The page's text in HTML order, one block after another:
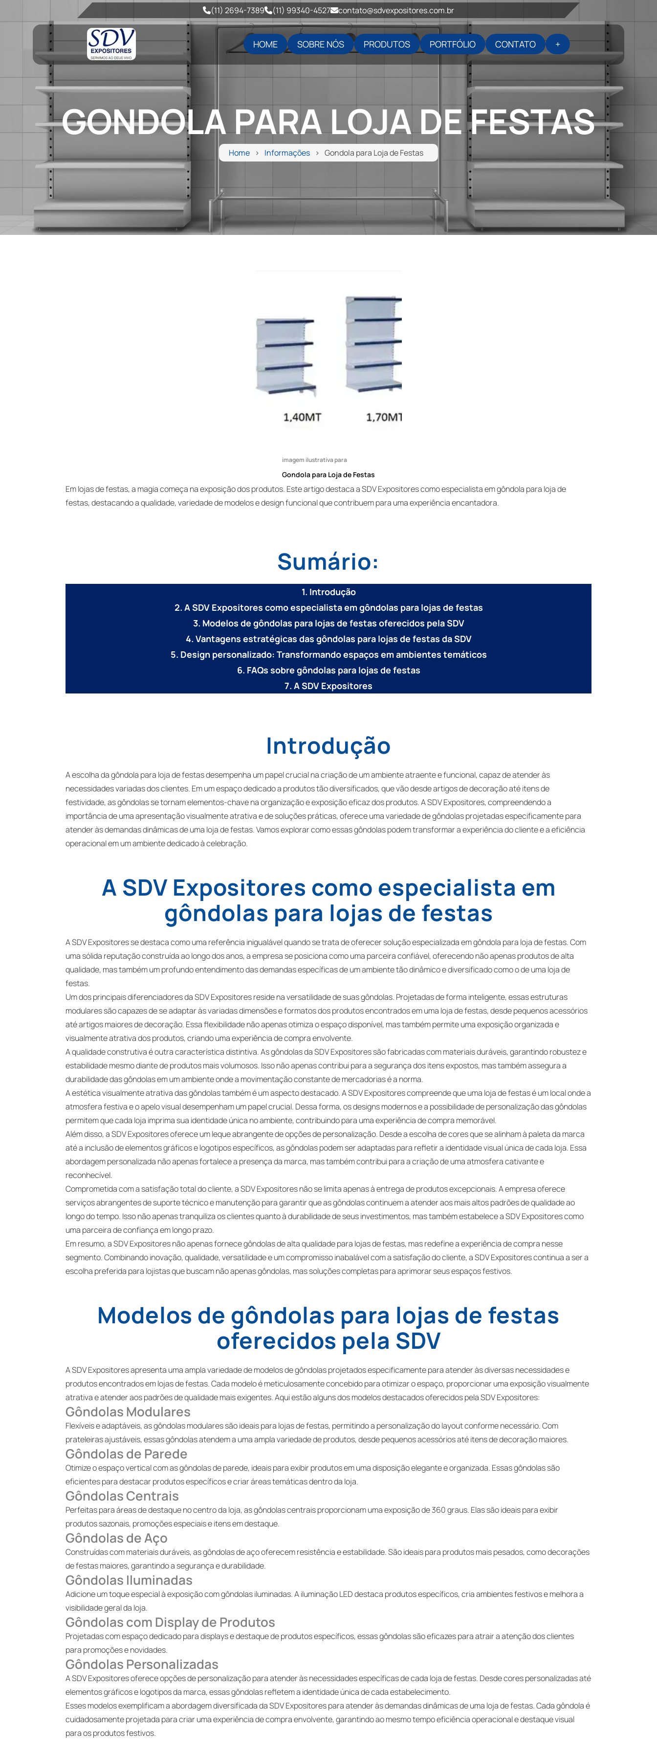
(11) 2694-7389 (11) 99340-4527 contato@sdvexpositores.com.br
HOME SOBRE NÓS PRODUTOS PORTFÓLIO CONTATO +
GONDOLA PARA LOJA DE FESTAS
Home Informações Gondola para Loja de Festas
imagem ilustrativa para
Gondola para Loja de Festas
Em lojas de festas, a magia começa na exposição dos produtos. Este artigo destaca a SDV Expositores como especialista em gôndola para loja de
festas, destacando a qualidade, variedade de modelos e design funcional que contribuem para uma experiência encantadora.
Sumário:
1. Introdução
2. A SDV Expositores como especialista em gôndolas para lojas de festas
3. Modelos de gôndolas para lojas de festas oferecidos pela SDV
4. Vantagens estratégicas das gôndolas para lojas de festas da SDV
5. Design personalizado: Transformando espaços em ambientes temáticos
6. FAQs sobre gôndolas para lojas de festas
7. A SDV Expositores
Introdução
A escolha da gôndola para loja de festas desempenha um papel crucial na criação de um ambiente atraente e funcional, capaz de atender às
necessidades variadas dos clientes. Em um espaço dedicado a produtos tão diversificados, que vão desde artigos de decoração até itens de
festividade, as gôndolas se tornam elementos-chave na organização e exposição eficaz dos produtos. A SDV Expositores, compreendendo a
importância de uma apresentação visualmente atrativa e de soluções práticas, oferece uma variedade de gôndolas projetadas especificamente para
atender às demandas dinâmicas de uma loja de festas. Vamos explorar como essas gôndolas podem transformar a experiência do cliente e a eficiência
operacional em um ambiente dedicado à celebração.
A SDV Expositores como especialista em
gôndolas para lojas de festas
A SDV Expositores se destaca como uma referência inigualável quando se trata de oferecer solução especializada em gôndola para loja de festas. Com
uma sólida reputação construída ao longo dos anos, a empresa se posiciona como uma parceira confiável, oferecendo não apenas produtos de alta
qualidade, mas também um profundo entendimento das demandas específicas de um ambiente tão dinâmico e diversificado como o de uma loja de
festas.
Um dos principais diferenciadores da SDV Expositores reside na versatilidade de suas gôndolas. Projetadas de forma inteligente, essas estruturas
modulares são capazes de se adaptar às variadas dimensões e formatos dos produtos encontrados em uma loja de festas, desde pequenos acessórios
até artigos maiores de decoração. Essa flexibilidade não apenas otimiza o espaço disponível, mas também permite uma exposição organizada e
visualmente atrativa dos produtos, criando uma experiência de compra envolvente.
A qualidade construtiva é outra característica distintiva. As gôndolas da SDV Expositores são fabricadas com materiais duráveis, garantindo robustez e
estabilidade mesmo diante de produtos mais volumosos. Isso não apenas contribui para a segurança dos itens expostos, mas também assegura a
durabilidade das gôndolas em um ambiente onde a movimentação constante de mercadorias é a norma.
A estética visualmente atrativa das gôndolas também é um aspecto destacado. A SDV Expositores compreende que uma loja de festas é um local onde a
atmosfera festiva e o apelo visual desempenham um papel crucial. Dessa forma, os designs modernos e a possibilidade de personalização das gôndolas
permitem que cada loja imprima sua identidade única no ambiente, contribuindo para uma experiência de compra memorável.
Além disso, a SDV Expositores oferece um leque abrangente de opções de personalização. Desde a escolha de cores que se alinham à paleta da marca
até a inclusão de elementos gráficos e logotipos específicos, as gôndolas podem ser adaptadas para refletir a identidade visual única de cada loja. Essa
abordagem personalizada não apenas fortalece a presença da marca, mas também contribui para a criação de uma atmosfera cativante e
reconhecível.
Comprometida com a satisfação total do cliente, a SDV Expositores não se limita apenas à entrega de produtos excepcionais. A empresa oferece
serviços abrangentes de suporte técnico e manutenção para garantir que as gôndolas continuem a atender aos mais altos padrões de qualidade ao
longo do tempo. Isso não apenas tranquiliza os clientes quanto à durabilidade de seus investimentos, mas também estabelece a SDV Expositores como
uma parceira de confiança em longo prazo.
Em resumo, a SDV Expositores não apenas fornece gôndolas de alta qualidade para lojas de festas, mas redefine a experiência de compra nesse
segmento. Combinando inovação, qualidade, versatilidade e um compromisso inabalável com a satisfação do cliente, a SDV Expositores continua a ser a
escolha preferida para lojistas que buscam não apenas gôndolas, mas soluções completas para aprimorar seus espaços festivos.
Modelos de gôndolas para lojas de festas
oferecidos pela SDV
A SDV Expositores apresenta uma ampla variedade de modelos de gôndolas projetados especificamente para atender às diversas necessidades e
produtos encontrados em lojas de festas. Cada modelo é meticulosamente concebido para otimizar o espaço, proporcionar uma exposição visualmente
atrativa e atender aos padrões de qualidade mais exigentes. Aqui estão alguns dos modelos destacados oferecidos pela SDV Expositores:
Gôndolas Modulares
Flexíveis e adaptáveis, as gôndolas modulares são ideais para lojas de festas, permitindo a personalização do layout conforme necessário. Com
prateleiras ajustáveis, essas gôndolas atendem a uma ampla variedade de produtos, desde pequenos acessórios até itens de decoração maiores.
Gôndolas de Parede
Otimize o espaço vertical com as gôndolas de parede, ideais para exibir produtos em uma disposição elegante e organizada. Essas gôndolas são
eficientes para destacar produtos específicos e criar áreas temáticas dentro da loja.
Gôndolas Centrais
Perfeitas para áreas de destaque no centro da loja, as gôndolas centrais proporcionam uma exposição de 360 graus. Elas são ideais para exibir
produtos sazonais, promoções especiais e itens em destaque.
Gôndolas de Aço
Construídas com materiais duráveis, as gôndolas de aço oferecem resistência e estabilidade. São ideais para produtos mais pesados, como decorações
de festas maiores, garantindo a segurança e durabilidade.
Gôndolas Iluminadas
Adicione um toque especial à exposição com gôndolas iluminadas. A iluminação LED destaca produtos específicos, cria ambientes festivos e melhora a
visibilidade geral da loja.
Gôndolas com Display de Produtos
Projetadas com espaço dedicado para displays e destaque de produtos específicos, essas gôndolas são eficazes para atrair a atenção dos clientes
para promoções e novidades.
Gôndolas Personalizadas
A SDV Expositores oferece opções de personalização para atender às necessidades específicas de cada loja de festas. Desde cores personalizadas até
elementos gráficos e logotipos da marca, essas gôndolas refletem a identidade única de cada estabelecimento.
Esses modelos exemplificam a abordagem diversificada da SDV Expositores para atender às demandas dinâmicas de uma loja de festas. Cada gôndola é
cuidadosamente projetada para criar uma experiência de compra envolvente, garantindo ao mesmo tempo eficiência operacional e destaque visual
para os produtos festivos.